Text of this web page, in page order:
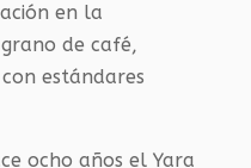
en la
de café,
estándares
ocho años el Yara